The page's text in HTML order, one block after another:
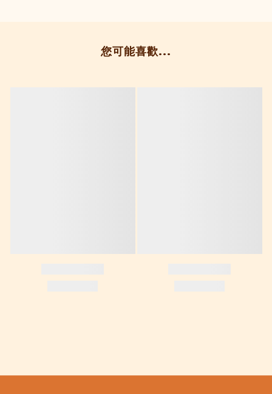
您可能喜歡...